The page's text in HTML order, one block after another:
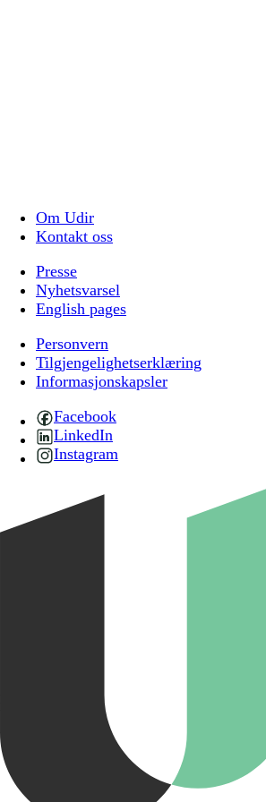
Om Udir
Kontakt oss
Presse
Nyhetsvarsel
English pages
Personvern
Tilgjengelighetserklæring
Informasjonskapsler
Facebook
LinkedIn
Instagram